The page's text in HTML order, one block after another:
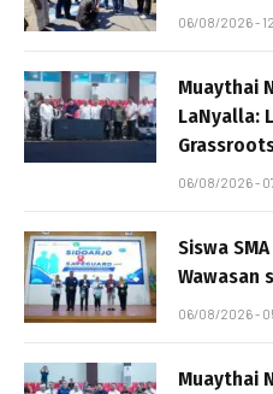
06/08/2026 -
Muaythai
LaNyalla:
06/08/2026 -
Siswa
Wawasan
06/08/2026 -
Muaythai